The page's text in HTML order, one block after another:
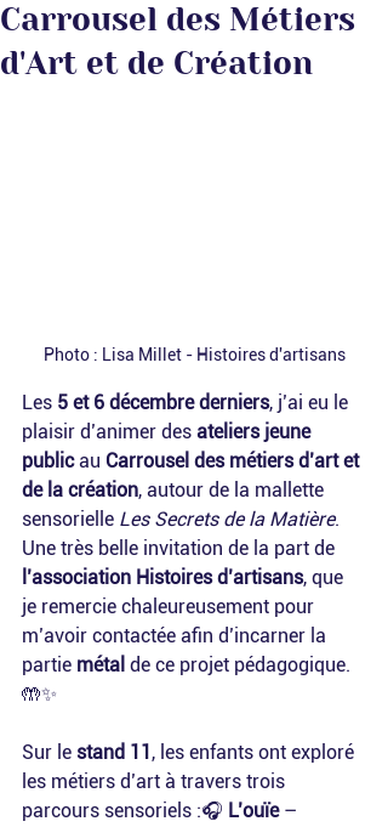
Carrousel des Métiers
d'Art et de Création
Photo : Lisa Millet - Histoires d'artisans
Les 5 et 6 décembre derniers, j’ai eu le
plaisir d’animer des ateliers jeune
public au Carrousel des métiers d’art et
de la création, autour de la mallette
sensorielle Les Secrets de la Matière.
Une très belle invitation de la part de
l’association Histoires d’artisans, que
je remercie chaleureusement pour
m’avoir contactée afin d’incarner la
partie métal de ce projet pédagogique.
🤲✨
Sur le stand 11 , les enfants ont exploré
les métiers d’art à travers trois
parcours sensoriels :🎧 L’ouïe –